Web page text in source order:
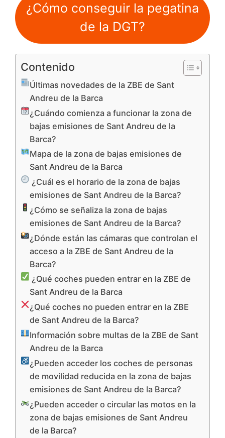
¿Cómo conseguir la pegatina
de la DGT?
Contenido
Últimas novedades de la ZBE de Sant
Andreu de la Barca
¿Cuándo comienza a funcionar la zona de
bajas emisiones de Sant Andreu de la
Barca?
Mapa de la zona de bajas emisiones de
Sant Andreu de la Barca
¿Cuál es el horario de la zona de bajas
emisiones de Sant Andreu de la Barca?
¿Cómo se señaliza la zona de bajas
emisiones de Sant Andreu de la Barca?
¿Dónde están las cámaras que controlan el
acceso a la ZBE de Sant Andreu de la
Barca?
¿Qué coches pueden entrar en la ZBE de
Sant Andreu de la Barca
¿Qué coches no pueden entrar en la ZBE
de Sant Andreu de la Barca?
Información sobre multas de la ZBE de Sant
Andreu de la Barca
¿Pueden acceder los coches de personas
de movilidad reducida en la zona de bajas
emisiones de Sant Andreu de la Barca?
¿Pueden acceder o circular las motos en la
zona de bajas emisiones de Sant Andreu
de la Barca?